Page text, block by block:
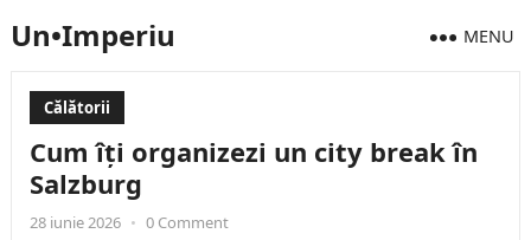
Un•Imperiu MENU
Călătorii
Cum îți organizezi un city break în
Salzburg
28 iunie 2026 • 0 Comment